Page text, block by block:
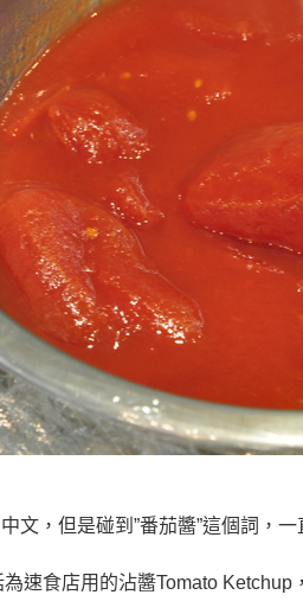
文，但是碰到 ”番茄醬”這個詞，一
速食店用的沾醬Tomato Ketchup